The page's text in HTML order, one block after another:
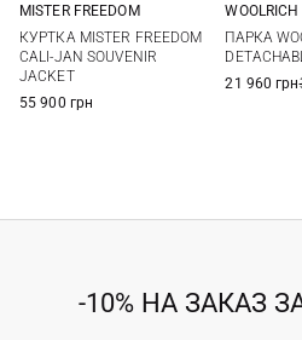
MISTER FREEDOM
КУРТКА MISTER FREEDOM
CALI-JAN SOUVENIR
JACKET
55 900 грн
XXL
WOOLRICH
ПАРКА
21 960 грн
-10% НА ЗАКАЗ